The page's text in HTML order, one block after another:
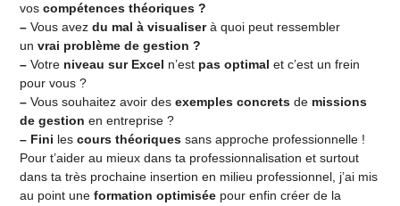
voscompétences théoriques ?
–Vous avezdu mal à visualiserà quoi peut ressembler
unvrai problème de gestion ?
–Votre niveau sur Excel n’est pas optimalet c’est un frein
pour vous ?
–Vous souhaitez avoir des exemples concretsde missions
de gestionen entreprise ?
– Fini les cours théoriquessans approche professionnelle !
Pour t’aider au mieux dans ta professionnalisation et surtout
dans ta très prochaine insertion en milieu professionnel, j’ai mis
au point une formation optimisée pour enfin créer de la